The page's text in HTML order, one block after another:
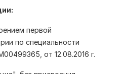
первой
по специальности
от 12.08.2016 г.